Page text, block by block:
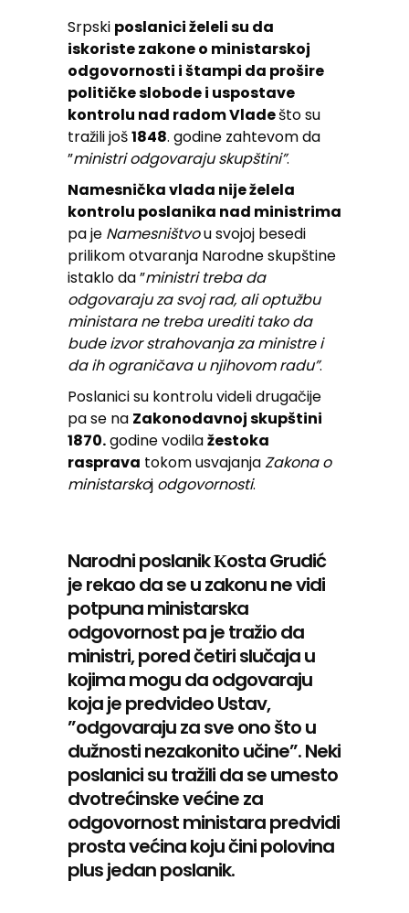
Srpski poslanici želeli su da
iskoriste zakone o ministarskoj
odgovornosti i štampi da prošire
političke slobode i uspostave
kontrolu nad radom Vladešto su
tražili još1848. godine zahtevom da
”ministri odgovaraju skupštini”.
Namesnička vlada nije želela
kontrolu poslanika nad ministrima
pa je Namesništvou svojoj besedi
prilikom otvaranja Narodne skupštine
istaklo da ”ministri treba da
odgovaraju za svoj rad, ali optužbu
ministara ne treba urediti tako da
bude izvor strahovanja za ministre i
da ih ograničava u njihovom radu”.
Poslanici su kontrolu videli drugačije
pa se na Zakonodavnoj skupštini
1870.godine vodilažestoka
rasprava tokom usvajanjaZakona o
ministarskoj odgovornosti.
Narodni poslanik Кosta Grudić
je rekao da se u zakonu ne vidi
potpuna ministarska
odgovornost pa je tražio da
ministri, pored četiri slučaja u
kojima mogu da odgovaraju
koja je predvideo Ustav,
”odgovaraju za sve ono što u
dužnosti nezakonito učine”. Neki
poslanici su tražili da se umesto
dvotrećinske većine za
odgovornost ministara predvidi
prosta većina koju čini polovina
plus jedan poslanik.